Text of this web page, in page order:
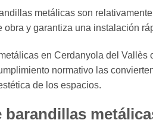
metálicas son
y garantiza una instalación
en Cerdanyola del
normativo las
de los espacios.